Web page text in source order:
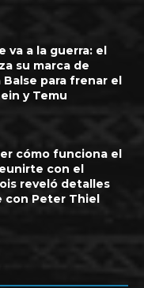
va a la guerra: el
su marca de
para frenar el
y Temu
cómo funciona el
con el
reveló detalles
con Peter Thiel